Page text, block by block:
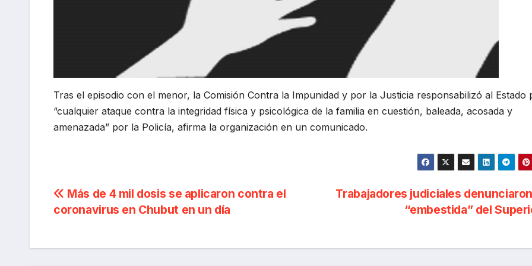
Tras el episodio con el menor, la Comisión Contra la Impunidad y por la Justicia responsabilizó al Estado
“cualquier ataque contra la integridad física y psicológica de la familia en cuestión, baleada, acosada y
amenazada” por la Policía, afirma la organización en un comunicado.
Navegación
de
entradas
Trabajadores judiciales
“embestida” del
Más de 4 mil dosis se aplicaron contra el
coronavirus en Chubut en un día